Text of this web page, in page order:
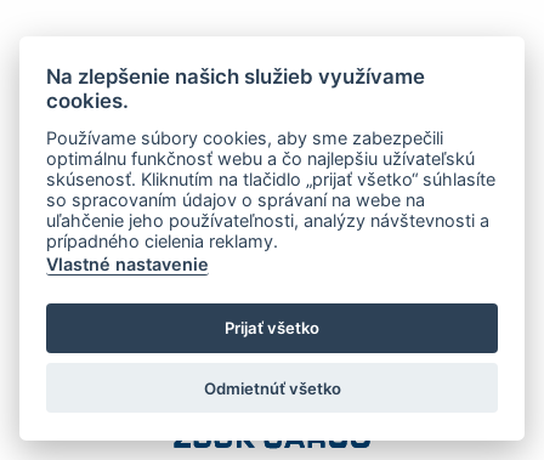
Na zlepšenie našich služieb využívame
cookies.
Používame súbory cookies, aby sme zabezpečili
optimálnu funkčnosť webu a čo najlepšiu užívateľskú
skúsenosť. Kliknutím na tlačidlo „prijať všetko“ súhlasíte
so spracovaním údajov o správaní na webe na
uľahčenie jeho používateľnosti, analýzy návštevnosti a
prípadného cielenia reklamy.
Vlastné nastavenie
Prijať všetko
Odmietnúť všetko